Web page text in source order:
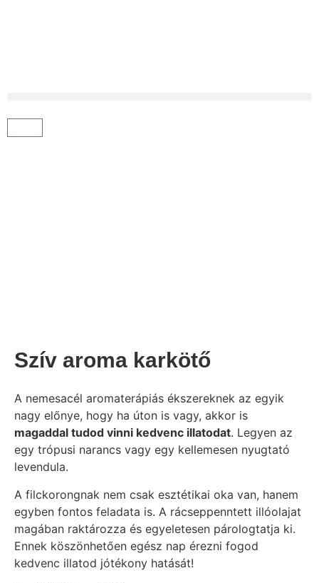
Szív aroma karkötő
A nemesacél aromaterápiás ékszereknek az egyik
nagy előnye, hogy ha úton is vagy, akkor is
magaddal tudod vinni kedvenc illatodat. Legyen az
egy trópusi narancs vagy egy kellemesen nyugtató
levendula.
A filckorongnak nem csak esztétikai oka van, hanem
egyben fontos feladata is. A rácseppenntett illóolajat
magában raktározza és egyeletesen párologtatja ki.
Ennek köszönhetően egész nap érezni fogod
kedvenc illatod jótékony hatását!